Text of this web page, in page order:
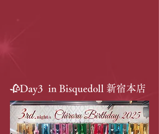
🥀Day3 in Bisquedoll 新宿本店